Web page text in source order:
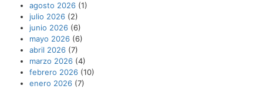
agosto 2026 (1)
julio 2026 (2)
junio 2026 (6)
mayo 2026 (6)
abril 2026 (7)
marzo 2026 (4)
febrero 2026 (10)
enero 2026 (7)